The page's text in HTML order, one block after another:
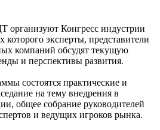
Конгресс индустрии
которого эксперты, представители
компаний обсудят текущую
и перспективы развития.
состоятся практические и
на тему внедрения в
общее собрание руководителей
и ведущих игроков рынка.